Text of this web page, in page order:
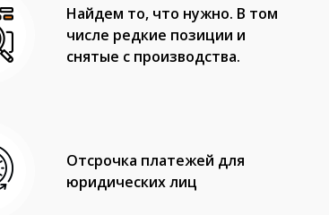
Найдем то, что нужно. В том
числе редкие позиции и
снятые с производства.
Отсрочка платежей для
юридических лиц